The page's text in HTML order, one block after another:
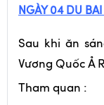
NGÀY 04 DU
Sau khi ăn
Vương Quốc Ả
Tham quan :